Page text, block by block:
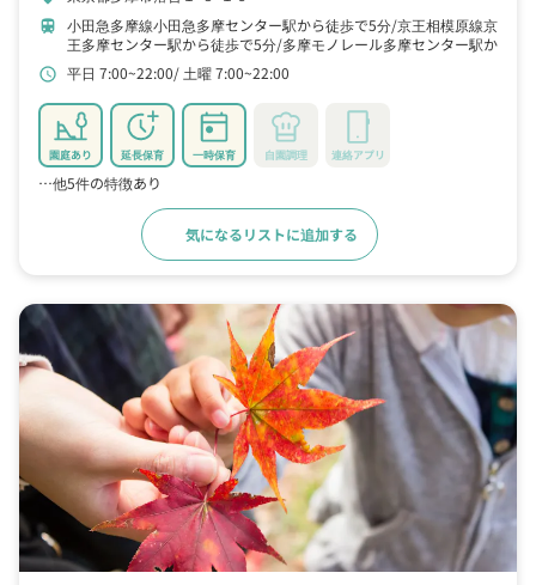
train 小田急多摩線小田急多摩センター駅から徒歩で5分 京王相模原線京
王多摩センター駅から徒歩で5分 多摩モノレール多摩センター駅か
ら徒歩で7分
schedule 平日 7:00~22:00 土曜 7:00~22:00
園庭あり 延長保育 一時保育 自園調理 連絡アプリ
…他5件の特徴あり
気になるリストに追加する